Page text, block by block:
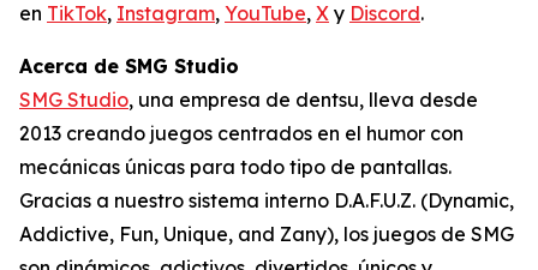
en TikTok, Instagram, YouTube, X y Discord.
Acerca de SMG Studio
SMG Studio, una empresa de dentsu, lleva desde
2013 creando juegos centrados en el humor con
mecánicas únicas para todo tipo de pantallas.
Gracias a nuestro sistema interno D.A.F.U.Z. (Dynamic,
Addictive, Fun, Unique, and Zany), los juegos de SMG